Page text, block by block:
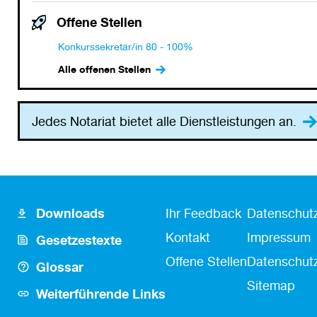
Offene Stellen
Konkurssekretär/in 80 - 100%
Alle offenen Stellen
Jedes Notariat bietet alle Dienstleistungen an.
Footer
Icon
Links
Downloads
Gesetzestexte
Glossar
Weiterführende Links
Fusszeile
Kontakt
Ihr Feedback
Kontakt
Offene Stellen
Fußzeile
Impressum
Sitemap